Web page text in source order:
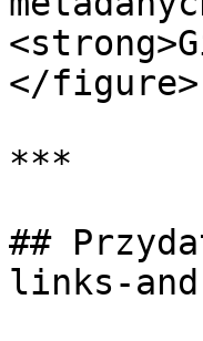
</figure>
***
##
links-